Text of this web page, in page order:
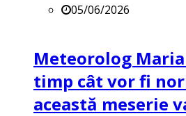
05/06/2026
Meteorolog
timp cât vor fi
această meserie